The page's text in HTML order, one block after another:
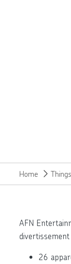
Home
AFN
divertissement
26